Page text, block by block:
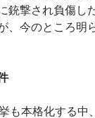
銃撃され負傷し
、今のところ明
も本格化する中